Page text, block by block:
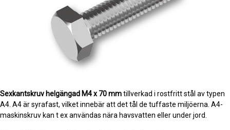
Sexkantskruv helgängad M4 x 70 mmtillverkad i rostfritt stål av typen
A4. A4 är syrafast, vilket innebär att det tål de tuffaste miljöerna. A4-
maskinskruv kan t ex användas nära havsvatten eller under jord.